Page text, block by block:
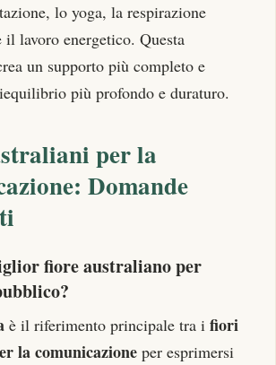
lo yoga, la respirazione
il lavoro energetico. Questa
un supporto più completo e
più profondo e duraturo.
per la
Domande
fiore australiano per
è il riferimento principale tra i fiori
la comunicazione per esprimersi